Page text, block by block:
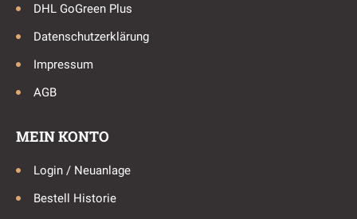
DHL GoGreen Plus
Datenschutzerklärung
Impressum
AGB
MEIN KONTO
Login / Neuanlage
Bestell Historie